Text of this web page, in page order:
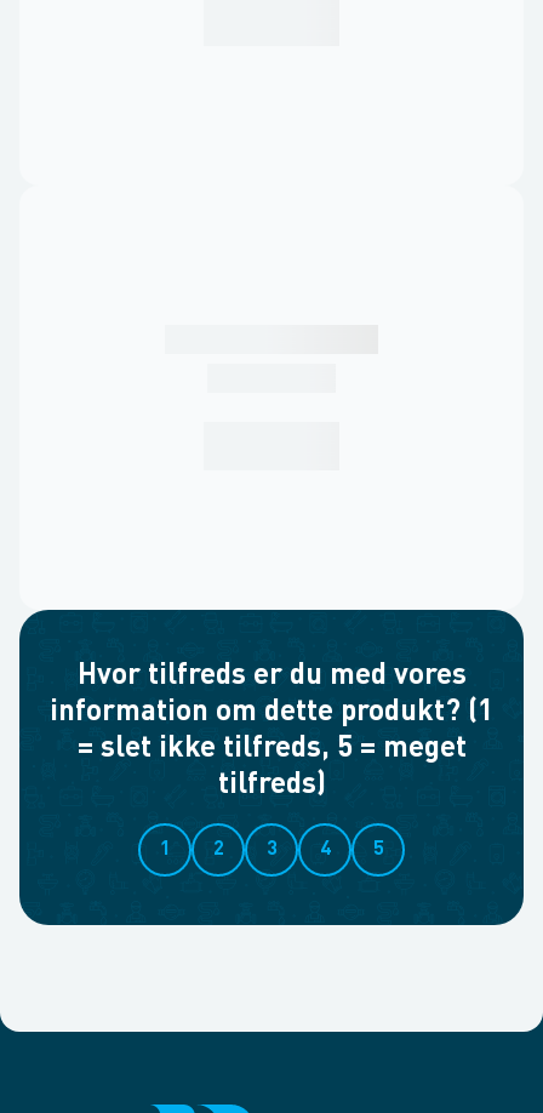
Hvor tilfreds er du med vores
information om dette produkt? (1
= slet ikke tilfreds, 5 = meget
tilfreds)
1 2 3 4 5